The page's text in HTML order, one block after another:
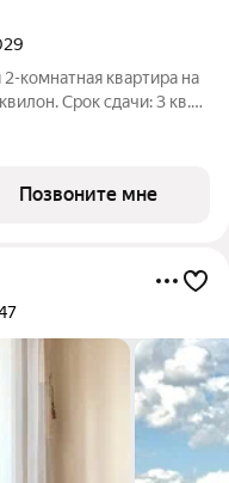
комнатная квартира на
Срок сдачи: 3 кв.
плюс создан в
Позвоните мне